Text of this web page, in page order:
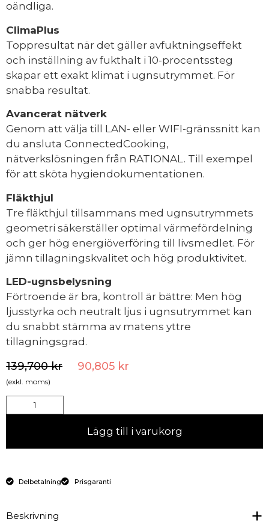
oändliga.
ClimaPlus
Toppresultat när det gäller avfuktningseffekt
och inställning av fukthalt i 10-procentssteg
skapar ett exakt klimat i ugnsutrymmet. För
snabba resultat.
Avancerat nätverk
Genom att välja till LAN- eller WIFI-gränssnitt kan
du ansluta ConnectedCooking,
nätverkslösningen från RATIONAL. Till exempel
för att sköta hygiendokumentationen.
Fläkthjul
Tre fläkthjul tillsammans med ugnsutrymmets
geometri säkerställer optimal värmefördelning
och ger hög energiöverföring till livsmedlet. För
jämn tillagningskvalitet och hög produktivitet.
LED-ugnsbelysning
Förtroende är bra, kontroll är bättre: Men hög
ljusstyrka och neutralt ljus i ugnsutrymmet kan
du snabbt stämma av matens yttre
tillagningsgrad.
139,700kr 90,805 kr
(exkl. moms)
Lägg till i varukorg
Delbetalning Prisgaranti
Beskrivning